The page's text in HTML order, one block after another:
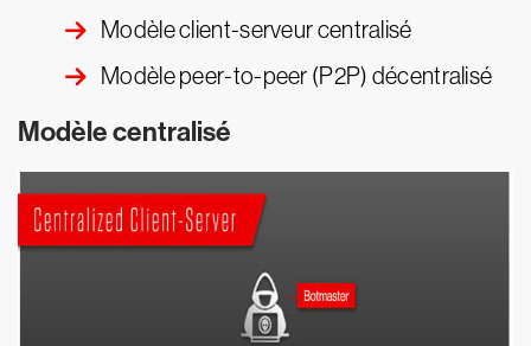
Modèle client-serveur centralisé
Modèle peer-to-peer (P2P) décentralisé
Modèle centralisé